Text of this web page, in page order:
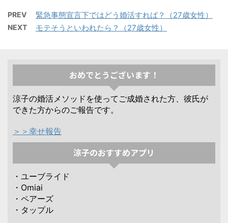
PREV 緊急事態宣言下ではどう婚活すれば？（27歳女性）
NEXT モテそうといわれたら？（27歳女性）
おめでとうございます！
涼子の婚活メソッドを使ってご成婚された方、彼氏が
できた方からのご報告です。
＞＞幸せ報告
涼子のおすすめアプリ
・ユーブライド
・Omiai
・ペアーズ
・タップル